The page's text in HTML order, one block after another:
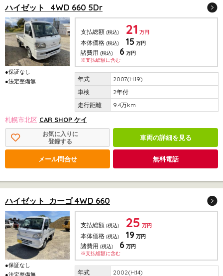
ハイゼット 4WD 660 5Dr
●保証なし
●法定整備無
支払総額 (税込) 21 万円
本体価格 (税込) 15 万円
諸費用 (税込) 6 万円
※支払総額に含む
2007(H.19)
2年付
9.4万km
札幌市北区 CAR SHOP ケイ
お気に入りに
登録する
車両の詳細を見る
メール問合せ 無料電話
ハイゼット カーゴ 4WD 660
●保証なし
●法定整備無
支払総額 (税込) 25 万円
本体価格 (税込) 19 万円
諸費用 (税込) 6 万円
※支払総額に含む
2002(H.14)